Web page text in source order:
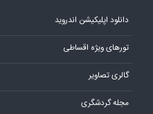
دانلود اپلیکیشن اندروید
تورهای ویژه اقساطی
گالری تصاویر
مجله گردشگری